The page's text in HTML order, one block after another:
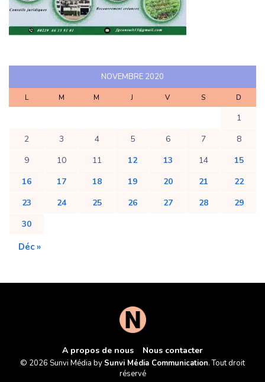
NOVEMBRE 2020
L M M J V S D
1
2
3 4 5 6 7
8
9
10 11 12 13 14
15
16
17 18 19 20 21
22
23
24 25 26 27 28
29
30
Déc »
A propos de nous Nous contacter
© 2026 Sunvi Média by Sunvi Média Communication. Tout droit
réservé